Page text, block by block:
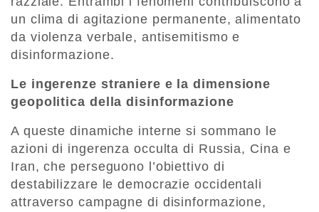
un clima di agitazione permanente, alimentato
da violenza verbale, antisemitismo e
disinformazione.
Le ingerenze straniere e la dimensione
geopolitica della disinformazione
A queste dinamiche interne si sommano le
azioni di ingerenza occulta di Russia, Cina e
Iran, che perseguono l’obiettivo di
destabilizzare le democrazie occidentali
attraverso campagne di disinformazione,